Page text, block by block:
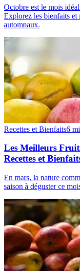
Octobre est le mois
Explorez les bienfaits et
automnaux.
Recettes et Bienfaits6
Les Meilleurs
Recettes et
En mars, la nature
saison à déguster ce